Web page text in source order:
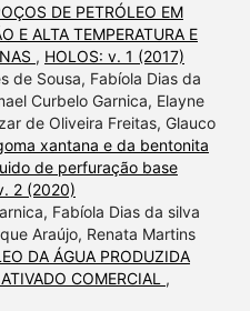
DE PETRÓLEO EM
E ALTA TEMPERATURA E
, HOLOS: v. 1 (2017)
de Sousa, Fabíola Dias da
Curbelo Garnica, Elayne
de Oliveira Freitas, Glauco
xantana e da bentonita
de perfuração base
2 (2020)
Fabíola Dias da silva
Araújo, Renata Martins
DA ÁGUA PRODUZIDA
COMERCIAL ,